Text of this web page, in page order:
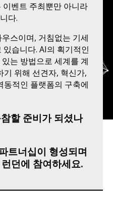
벤트 주최뿐만 아니라
다.
스이며, 거침없는 기세
습니다. AI의 획기적인
는 방법으로 세계를 계
기 위해 선견자, 혁신가,
동적인 플랫폼의 구축에
할 준비가 되셨나
트너십이 형성되며
던에 참여하세요.